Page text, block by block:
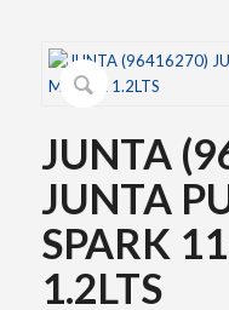
JUNTA
JUNTA
SPARK
1.2LTS